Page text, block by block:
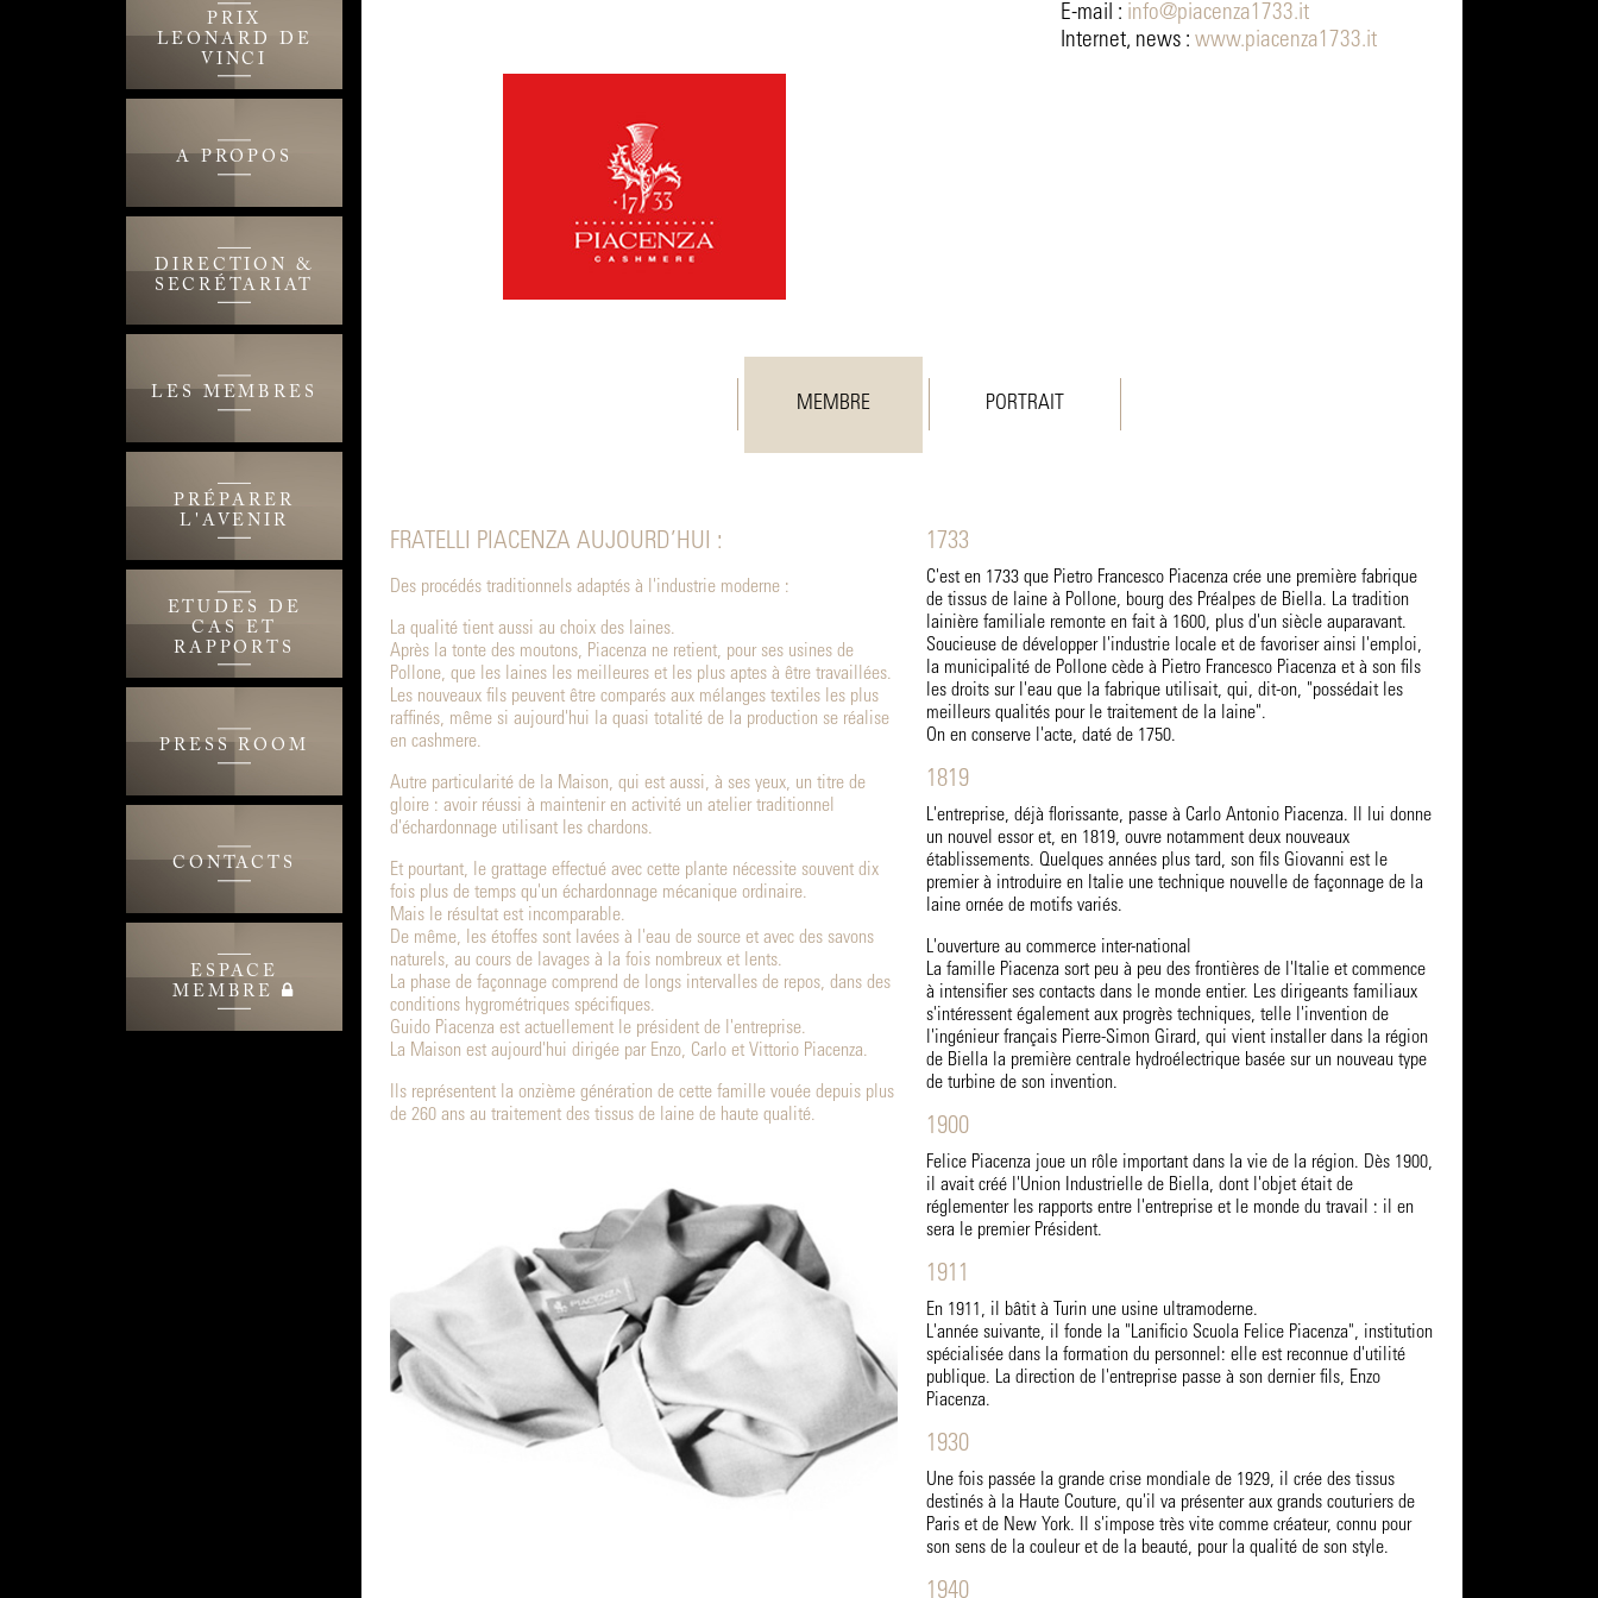
PRIX
LEONARD DE
VINCI
A PROPOS
DIRECTION &
SECRÉTARIAT
LES MEMBRES
PRÉPARER
L'AVENIR
ETUDES DE
CAS ET
RAPPORTS
PRESS ROOM
CONTACTS
ESPACE
MEMBRE
E-mail : info@piacenza1733.it
Internet, news : www.piacenza1733.it
MEMBRE PORTRAIT
FRATELLI PIACENZA AUJOURD’HUI :
Des procédés traditionnels adaptés à l'industrie moderne :
La qualité tient aussi au choix des laines.
Après la tonte des moutons, Piacenza ne retient, pour ses usines de
Pollone, que les laines les meilleures et les plus aptes à être travaillées.
Les nouveaux fils peuvent être comparés aux mélanges textiles les plus
raffinés, même si aujourd'hui la quasi totalité de la production se réalise
en cashmere.
Autre particularité de la Maison, qui est aussi, à ses yeux, un titre de
gloire : avoir réussi à maintenir en activité un atelier traditionnel
d'échardonnage utilisant les chardons.
Et pourtant, le grattage effectué avec cette plante nécessite souvent dix
fois plus de temps qu'un échardonnage mécanique ordinaire.
Mais le résultat est incomparable.
De même, les étoffes sont lavées à l'eau de source et avec des savons
naturels, au cours de lavages à la fois nombreux et lents.
La phase de façonnage comprend de longs intervalles de repos, dans des
conditions hygrométriques spécifiques.
Guido Piacenza est actuellement le président de l'entreprise.
La Maison est aujourd'hui dirigée par Enzo, Carlo et Vittorio Piacenza.
Ils représentent la onzième génération de cette famille vouée depuis plus
de 260 ans au traitement des tissus de laine de haute qualité.
1733
C'est en 1733 que Pietro Francesco Piacenza crée une première fabrique
de tissus de laine à Pollone, bourg des Préalpes de Biella. La tradition
lainière familiale remonte en fait à 1600, plus d'un siècle auparavant.
Soucieuse de développer l'industrie locale et de favoriser ainsi l'emploi,
la municipalité de Pollone cède à Pietro Francesco Piacenza et à son fils
les droits sur l'eau que la fabrique utilisait, qui, dit-on, "possédait les
meilleurs qualités pour le traitement de la laine".
On en conserve l'acte, daté de 1750.
1819
L'entreprise, déjà florissante, passe à Carlo Antonio Piacenza. Il lui donne
un nouvel essor et, en 1819, ouvre notamment deux nouveaux
établissements. Quelques années plus tard, son fils Giovanni est le
premier à introduire en Italie une technique nouvelle de façonnage de la
laine ornée de motifs variés.
L'ouverture au commerce inter-national
La famille Piacenza sort peu à peu des frontières de l'Italie et commence
à intensifier ses contacts dans le monde entier. Les dirigeants familiaux
s'intéressent également aux progrès techniques, telle l'invention de
l'ingénieur français Pierre-Simon Girard, qui vient installer dans la région
de Biella la première centrale hydroélectrique basée sur un nouveau type
de turbine de son invention.
1900
Felice Piacenza joue un rôle important dans la vie de la région. Dès 1900,
il avait créé l'Union Industrielle de Biella, dont l'objet était de
réglementer les rapports entre l'entreprise et le monde du travail : il en
sera le premier Président.
1911
En 1911, il bâtit à Turin une usine ultramoderne.
L'année suivante, il fonde la "Lanificio Scuola Felice Piacenza", institution
spécialisée dans la formation du personnel: elle est reconnue d'utilité
publique. La direction de l'entreprise passe à son dernier fils, Enzo
Piacenza.
1930
Une fois passée la grande crise mondiale de 1929, il crée des tissus
destinés à la Haute Couture, qu'il va présenter aux grands couturiers de
Paris et de New York. Il s'impose très vite comme créateur, connu pour
son sens de la couleur et de la beauté, pour la qualité de son style.
1940